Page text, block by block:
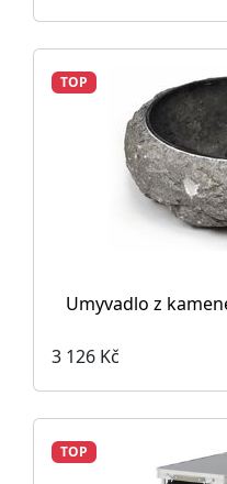
TOP
Umyvadlo z
3 126 Kč
TOP